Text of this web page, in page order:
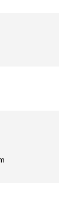
a szoftver
formai
Annál
a
is ezt a